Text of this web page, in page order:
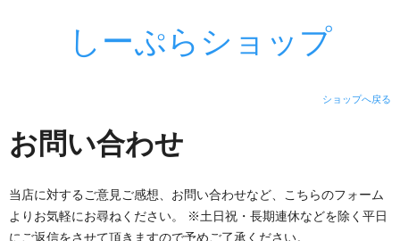
しーぷらショップ
ショップへ戻る
お問い合わせ
当店に対するご意見ご感想、お問い合わせなど、こちらのフォーム
よりお気軽にお尋ねください。 ※土日祝・長期連休などを除く平日
にご返信をさせて頂きますので予めご了承ください。